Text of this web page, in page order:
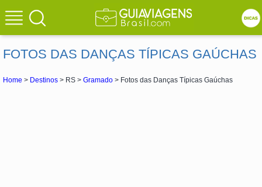
FOTOS DAS DANÇAS TÍPICAS GAÚCHAS
Home > Destinos > RS > Gramado > Fotos das Danças Típicas Gaúchas